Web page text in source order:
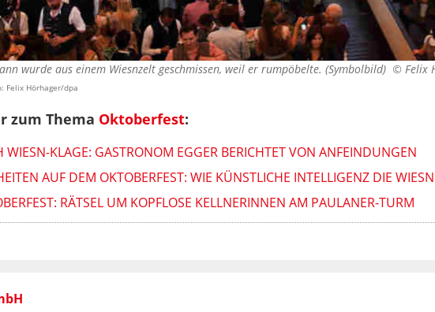
wurde aus einem Wiesnzelt geschmissen, weil er rumpöbelte. (Symbolbild) © Felix
Felix Hörhager/dpa
zum Thema Oktoberfest:
WIESN-KLAGE: GASTRONOM EGGER BERICHTET VON ANFEINDUNGEN
AUF DEM OKTOBERFEST: WIE KÜNSTLICHE INTELLIGENZ DIE
RÄTSEL UM KOPFLOSE KELLNERINNEN AM PAULANER-TURM